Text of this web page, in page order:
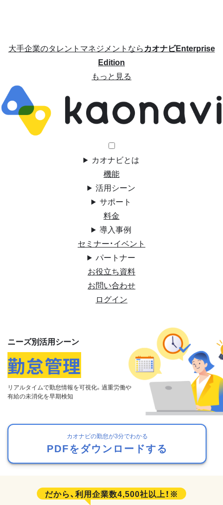
大手企業のタレントマネジメントならカオナビEnterprise
Edition
もっと見る
カオナビとは
機能
活用シーン
サポート
料金
導入事例
セミナー・イベント
パートナー
お役立ち資料
お問い合わせ
ログイン
ニーズ別活用シーン
勤怠管理
リアルタイムで勤怠情報を可視化。 過重労働や
有給の未消化を早期検知
カオナビの勤怠が3分でわかる
PDFをダウンロードする